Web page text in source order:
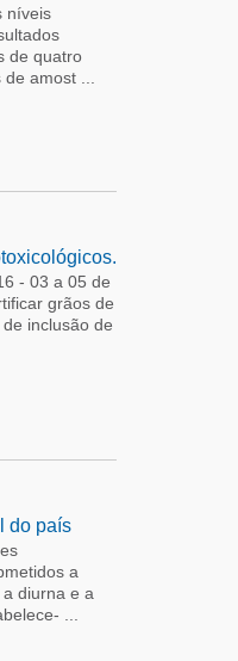
níveis
de quatro
amost ...
- 03 a 05 de
grãos de
inclusão de
do país
a
diurna e a
...